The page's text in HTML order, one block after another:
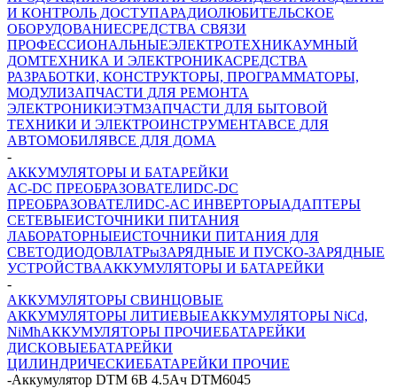
И КОНТРОЛЬ ДОСТУПАРАДИОЛЮБИТЕЛЬСКОЕ
ОБОРУДОВАНИЕСРЕДСТВА СВЯЗИ
ПРОФЕССИОНАЛЬНЫЕЭЛЕКТРОТЕХНИКАУМНЫЙ
ДОМТЕХНИКА И ЭЛЕКТРОНИКАСРЕДСТВА
РАЗРАБОТКИ, КОНСТРУКТОРЫ, ПРОГРАММАТОРЫ,
МОДУЛИЗАПЧАСТИ ДЛЯ РЕМОНТА
ЭЛЕКТРОНИКИЭТМЗАПЧАСТИ ДЛЯ БЫТОВОЙ
ТЕХНИКИ И ЭЛЕКТРОИНСТРУМЕНТАВСЕ ДЛЯ
АВТОМОБИЛЯВСЕ ДЛЯ ДОМА
-
АККУМУЛЯТОРЫ И БАТАРЕЙКИ
AC-DC ПРЕОБРАЗОВАТЕЛИDC-DC
ПРЕОБРАЗОВАТЕЛИDC-AC ИНВЕРТОРЫАДАПТЕРЫ
СЕТЕВЫЕИСТОЧНИКИ ПИТАНИЯ
ЛАБОРАТОРНЫЕИСТОЧНИКИ ПИТАНИЯ ДЛЯ
СВЕТОДИОДОВЛАТРыЗАРЯДНЫЕ И ПУСКО-ЗАРЯДНЫЕ
УСТРОЙСТВААККУМУЛЯТОРЫ И БАТАРЕЙКИ
-
АККУМУЛЯТОРЫ СВИНЦОВЫЕ
АККУМУЛЯТОРЫ ЛИТИЕВЫЕАККУМУЛЯТОРЫ NiCd,
NiMhАККУМУЛЯТОРЫ ПРОЧИЕБАТАРЕЙКИ
ДИСКОВЫЕБАТАРЕЙКИ
ЦИЛИНДРИЧЕСКИЕБАТАРЕЙКИ ПРОЧИЕ
-Аккумулятор DTM 6В 4.5Ач DTM6045